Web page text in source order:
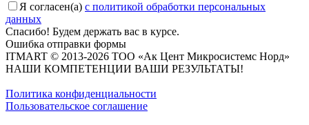
Я согласен(a) с политикой обработки персональных
данных
Спасибо! Будем держать вас в курсе.
Ошибка отправки формы
ITMART © 2013-2026 ТОО «Ак Цент Микросистемс Норд»
НАШИ КОМПЕТЕНЦИИ ВАШИ РЕЗУЛЬТАТЫ!
Политика конфиденциальности
Пользовательское соглашение